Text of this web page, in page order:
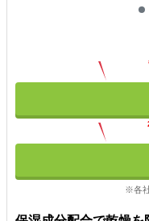
※各